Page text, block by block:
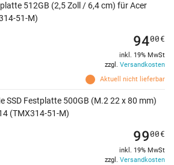
512GB (2,5 Zoll / 6,4 cm) für Acer
51-M)
Aktuell nicht lieferbar
9400€
inkl. 19% MwSt
zzgl. Versandkosten
SSD Festplatte 500GB (M.2 22 x 80 mm)
(TMX314-51-M)
9900€
inkl. 19% MwSt
zzgl. Versandkosten